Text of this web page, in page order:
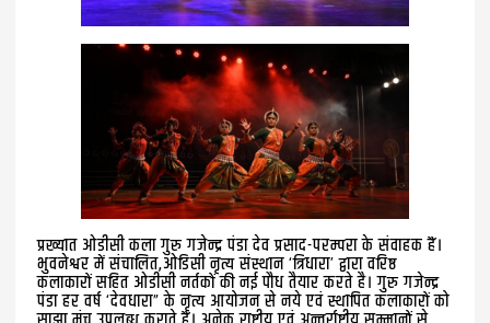
प्रख्यात ओडीसी कला गुरु गजेन्द्र पंडा देव प्रसाद-परम्परा के संवाहक हैं।
भुवनेश्वर में संचालित,ओडिसी नृत्य संस्थान ‘त्रिधारा’ द्वारा वरिष्ठ
कलाकारों सहित ओडीसी नर्तकों की नई पौध तैयार करते है। गुरु गजेन्द्र
पंडा हर वर्ष ‘देवधारा” के नृत्य आयोजन से नये एवं स्थापित कलाकारों को